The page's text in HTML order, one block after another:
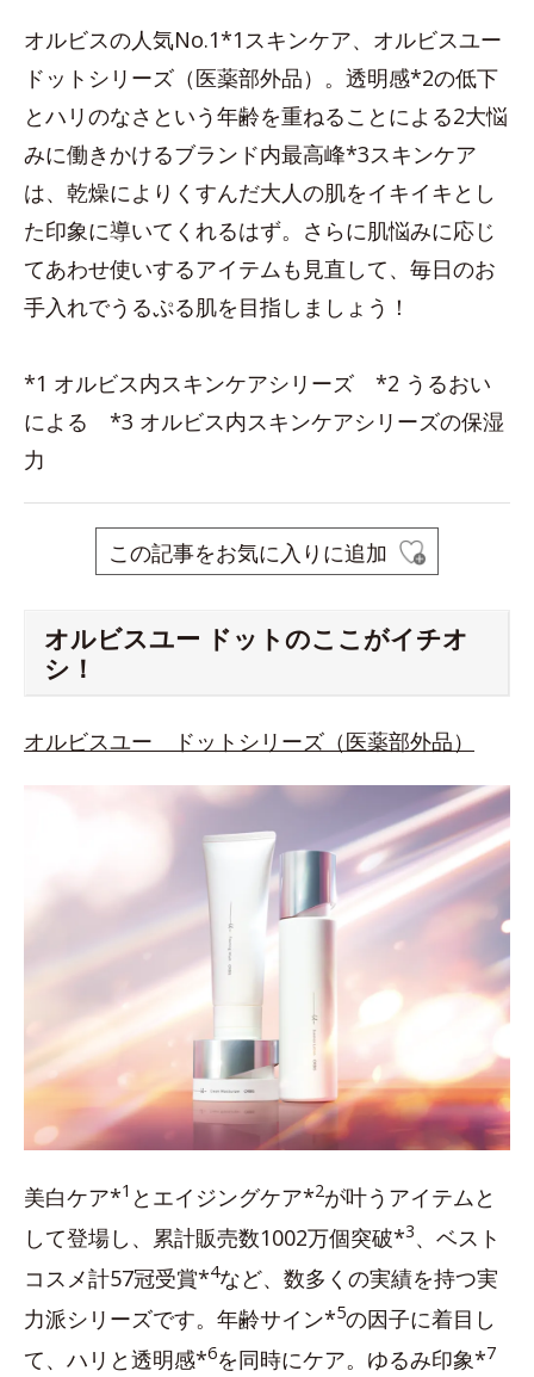
オルビスの人気No.1*1スキンケア、オルビスユー
ドットシリーズ（医薬部外品）。透明感*2の低下
とハリのなさという年齢を重ねることによる2大悩
みに働きかけるブランド内最高峰*3スキンケア
は、乾燥によりくすんだ大人の肌をイキイキとし
た印象に導いてくれるはず。さらに肌悩みに応じ
てあわせ使いするアイテムも見直して、毎日のお
手入れでうるぷる肌を目指しましょう！
*1 オルビス内スキンケアシリーズ *2 うるおい
による *3 オルビス内スキンケアシリーズの保湿
力
この記事をお気に入りに追加
オルビスユー ドットのここがイチオ
シ！
オルビスユー ドットシリーズ（医薬部外品）
美白ケア*1 とエイジングケア*2が叶うアイテムと
して登場し、累計販売数1002万個突破*3、ベスト
コスメ計57冠受賞*4など、数多くの実績を持つ実
力派シリーズです。年齢サイン*5の因子に着目し
て、ハリと透明感*6を同時にケア。ゆるみ印象*7